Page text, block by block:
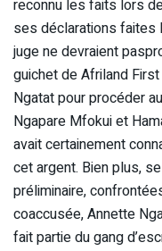
reconnu les faits lors
ses déclarations faites
juge ne devraient
guichet de Afriland
Ngatat pour procéder
Ngapare Mfokui et
avait certainement
cet argent. Bien plus,
préliminaire,
coaccusée, Annette
fait partie du gang